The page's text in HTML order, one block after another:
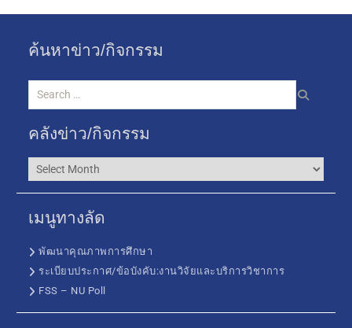
ค้นหาข่าว/กิจกรรม
คลังข่าว/กิจกรรม
เมนูทางลัด
พัฒนาคุณภาพการศึกษา
ระเบียบประกาศ/ข้อบังคับ:งานวิจัยและบริการวิชาการ
FSS – NU Poll